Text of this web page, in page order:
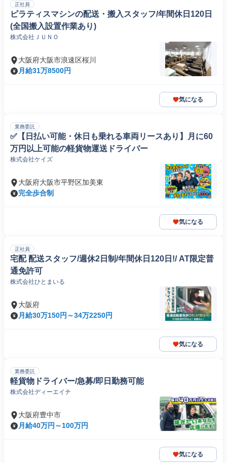
正社員
ピラティスマシンの配送・搬入スタッフ/年間休日120日
(全国搬入設置作業あり)
株式会社ＪＵＮＯ
大阪府大阪市浪速区桜川
月給31万8500円
気になる
業務委託
✅【日払い可能・休日も乗れる車両リースあり】月に60
万円以上可能の軽貨物運送ドライバー
株式会社ケイズ
大阪府大阪市平野区加美東
完全歩合制
気になる
正社員
宅配 配送スタッフ/週休2日制/年間休日120日!/ AT限定普
通免許可
株式会社ひとまいる
大阪府
月給30万150円～34万2250円
気になる
業務委託
軽貨物ドライバー/急募/即日勤務可能
株式会社ディーエイチ
大阪府豊中市
月給40万円～100万円
気になる